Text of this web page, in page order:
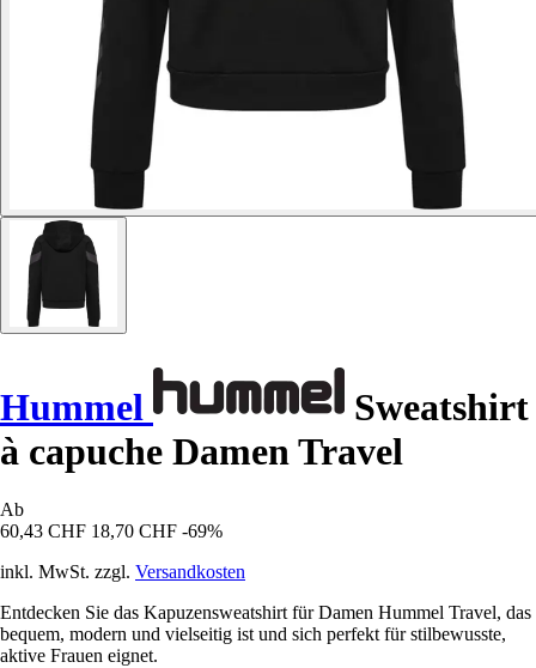
Hummel
Sweatshirt
à capuche Damen Travel
Ab
60,43 CHF 18,70 CHF -69%
inkl. MwSt. zzgl. Versandkosten
Entdecken Sie das Kapuzensweatshirt für Damen Hummel Travel, das
bequem, modern und vielseitig ist und sich perfekt für stilbewusste,
aktive Frauen eignet.